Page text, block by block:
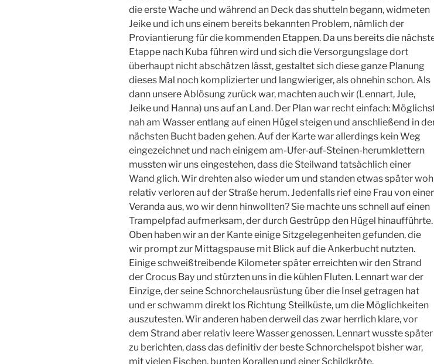
die erste Wache und während an Deck das shutteln begann, widmeten
Jeike und ich uns einem bereits bekannten Problem, nämlich der
Proviantierung für die kommenden Etappen. Da uns bereits die
Etappe nach Kuba führen wird und sich die Versorgungslage dort
überhaupt nicht abschätzen lässt, gestaltet sich diese ganze Planung
dieses Mal noch komplizierter und langwieriger, als ohnehin schon. Als
dann unsere Ablösung zurück war, machten auch wir (Lennart, Jule,
Jeike und Hanna) uns auf an Land. Der Plan war recht einfach:
nah am Wasser entlang auf einen Hügel steigen und anschließend in
nächsten Bucht baden gehen. Auf der Karte war allerdings kein Weg
eingezeichnet und nach einigem am-Ufer-auf-Steinen-herumklettern
mussten wir uns eingestehen, dass die Steilwand tatsächlich einer
Wand glich. Wir drehten also wieder um und standen etwas später wohl
relativ verloren auf der Straße herum. Jedenfalls rief eine Frau von einer
Veranda aus, wo wir denn hinwollten? Sie machte uns schnell auf einen
Trampelpfad aufmerksam, der durch Gestrüpp den Hügel hinaufführte.
Oben haben wir an der Kante einige Sitzgelegenheiten gefunden, die
wir prompt zur Mittagspause mit Blick auf die Ankerbucht nutzten.
Einige schweißtreibende Kilometer später erreichten wir den Strand
der Crocus Bay und stürzten uns in die kühlen Fluten. Lennart war der
Einzige, der seine Schnorchelausrüstung über die Insel getragen hat
und er schwamm direkt los Richtung Steilküste, um die Möglichkeiten
auszutesten. Wir anderen haben derweil das zwar herrlich klare, vor
dem Strand aber relativ leere Wasser genossen. Lennart wusste später
zu berichten, dass das definitiv der beste Schnorchelspot bisher war,
mit vielen Fischen, bunten Korallen und einer Schildkröte.